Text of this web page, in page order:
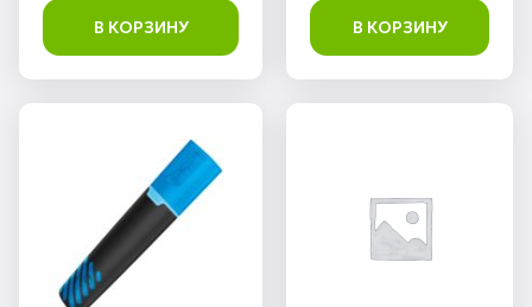
В КОРЗИНУ В КОРЗИНУ